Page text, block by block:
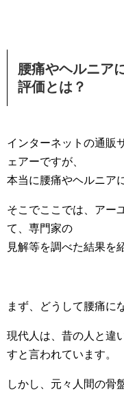
腰痛やヘルニア
評価とは？
インターネットの通販
ェアーですが、
本当に腰痛やヘルニア
そこでここでは、アー
て、専門家の
見解等を調べた結果を
まず、どうして腰痛に
現代人は、昔の人と違
すと言われています。
しかし、元々人間の骨